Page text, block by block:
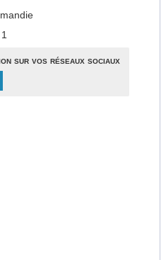
1
sur vos réseaux sociaux